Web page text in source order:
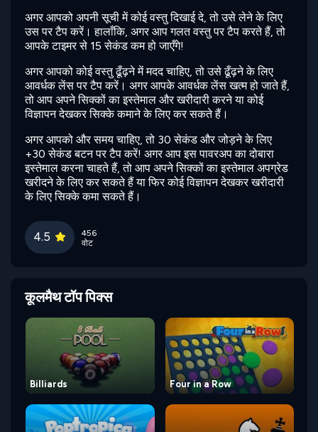
अगर आपको अपनी सूची में कोई वस्तु दिखाई दे, तो उसे लेने के लिए
उस पर टैप करें। हालाँकि, अगर आप गलत वस्तु पर टैप करते हैं, तो
आपके टाइमर से 15 सेकंड कम हो जाएँगे!
अगर आपको कोई वस्तु ढूँढ़ने में मदद चाहिए, तो उसे ढूँढ़ने के लिए
आवर्धक लेंस पर टैप करें। अगर आपके आवर्धक लेंस खत्म हो जाते हैं,
तो आप अपने सिक्कों का इस्तेमाल और खरीदारी करने या कोई
विज्ञापन देखकर सिक्के कमाने के लिए कर सकते हैं।
अगर आपको और समय चाहिए, तो 30 सेकंड और जोड़ने के लिए
+30 सेकंड बटन पर टैप करें! अगर आप इस पावरअप का दोबारा
इस्तेमाल करना चाहते हैं, तो आप अपने सिक्कों का इस्तेमाल अपग्रेड
खरीदने के लिए कर सकते हैं या फिर कोई विज्ञापन देखकर खरीदारी
के लिए सिक्के कमा सकते हैं।
4.5
456
वोट
कूलमैथ टॉप पिक्स
Billiards Four in a Row